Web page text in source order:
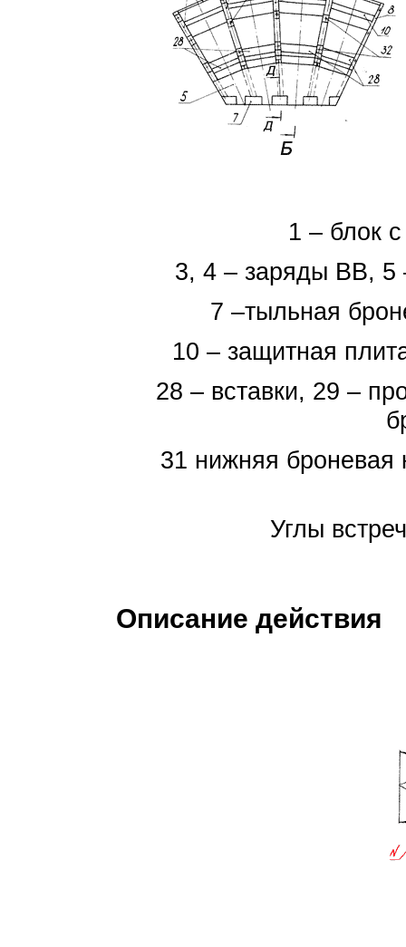
1 – блок
3, 4 – заряды ВВ, 5
7 –тыльная
10 – защитная
28 – вставки, 29 –
31 нижняя
Углы
Описание действия